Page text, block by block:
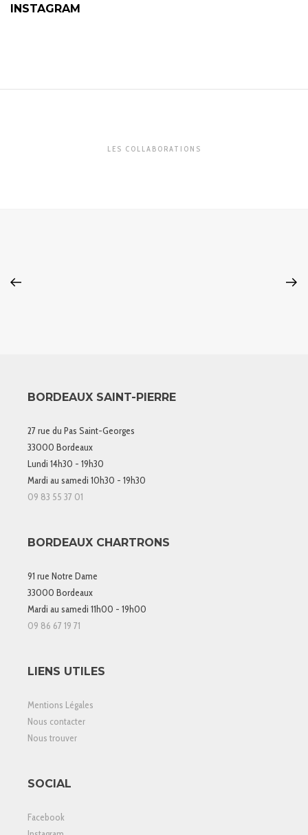
INSTAGRAM
LES COLLABORATIONS
BORDEAUX SAINT-PIERRE
27 rue du Pas Saint-Georges
33000 Bordeaux
Lundi 14h30 - 19h30
Mardi au samedi 10h30 - 19h30
09 83 55 37 01
BORDEAUX CHARTRONS
91 rue Notre Dame
33000 Bordeaux
Mardi au samedi 11h00 - 19h00
09 86 67 19 71
LIENS UTILES
Mentions Légales
Nous contacter
Nous trouver
SOCIAL
Facebook